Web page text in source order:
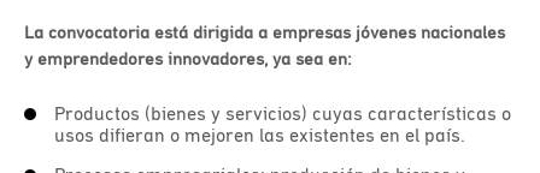
La convocatoria está dirigida a empresas jóvenes nacionales
y emprendedores innovadores, ya sea en:
Productos (bienes y servicios) cuyas características o
usos difieran o mejoren las existentes en el país.